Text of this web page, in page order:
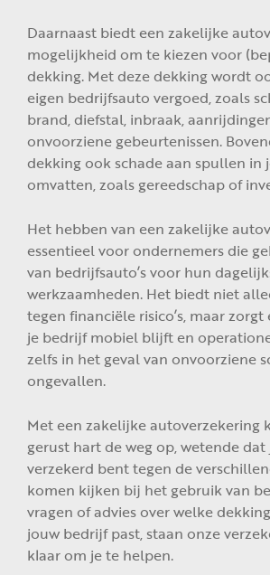
Daarnaast biedt een zakelijke
mogelijkheid om te kiezen voor
dekking. Met deze dekking wordt
eigen bedrijfsauto vergoed, zoals
brand, diefstal, inbraak,
onvoorziene gebeurtenissen.
dekking ook schade aan spullen in
omvatten, zoals gereedschap of
Het hebben van een zakelijke
essentieel voor ondernemers die
van bedrijfsauto’s voor hun
werkzaamheden. Het biedt niet
tegen financiële risico’s, maar
je bedrijf mobiel blijft en
zelfs in het geval van onvoorziene
ongevallen.
Met een zakelijke autoverzekering
gerust hart de weg op, wetende dat
verzekerd bent tegen de
komen kijken bij het gebruik van
vragen of advies over welke
jouw bedrijf past, staan onze
klaar om je te helpen.